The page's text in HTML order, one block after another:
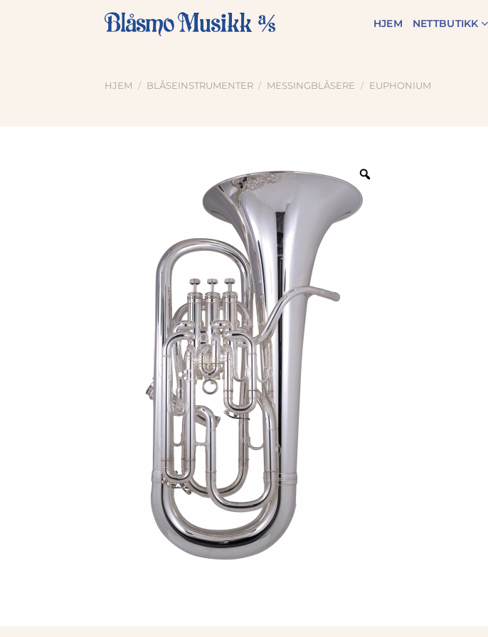
HJEM NETTBUTIKK
HJEM / BLÅSEINSTRUMENTER / MESSINGBLÅSERE / EUPHONIUM